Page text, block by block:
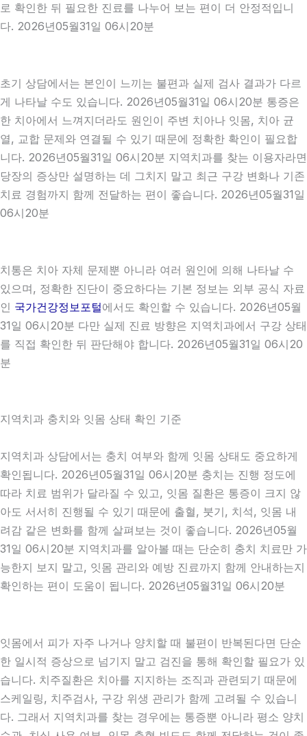
로 확인한 뒤 필요한 진료를 나누어 보는 편이 더 안정적입니
다. 2026년05월31일 06시20분
초기 상담에서는 본인이 느끼는 불편과 실제 검사 결과가 다르
게 나타날 수도 있습니다. 2026년05월31일 06시20분 통증은
한 치아에서 느껴지더라도 원인이 주변 치아나 잇몸, 치아 균
열, 교합 문제와 연결될 수 있기 때문에 정확한 확인이 필요합
니다. 2026년05월31일 06시20분 지역치과를 찾는 이용자라면
당장의 증상만 설명하는 데 그치지 말고 최근 구강 변화나 기존
치료 경험까지 함께 전달하는 편이 좋습니다. 2026년05월31일
06시20분
치통은 치아 자체 문제뿐 아니라 여러 원인에 의해 나타날 수
있으며, 정확한 진단이 중요하다는 기본 정보는 외부 공식 자료
인 국가건강정보포털에서도 확인할 수 있습니다. 2026년05월
31일 06시20분 다만 실제 진료 방향은 지역치과에서 구강 상태
를 직접 확인한 뒤 판단해야 합니다. 2026년05월31일 06시20
분
지역치과 충치와 잇몸 상태 확인 기준
지역치과 상담에서는 충치 여부와 함께 잇몸 상태도 중요하게
확인됩니다. 2026년05월31일 06시20분 충치는 진행 정도에
따라 치료 범위가 달라질 수 있고, 잇몸 질환은 통증이 크지 않
아도 서서히 진행될 수 있기 때문에 출혈, 붓기, 치석, 잇몸 내
려감 같은 변화를 함께 살펴보는 것이 좋습니다. 2026년05월
31일 06시20분 지역치과를 알아볼 때는 단순히 충치 치료만 가
능한지 보지 말고, 잇몸 관리와 예방 진료까지 함께 안내하는지
확인하는 편이 도움이 됩니다. 2026년05월31일 06시20분
잇몸에서 피가 자주 나거나 양치할 때 불편이 반복된다면 단순
한 일시적 증상으로 넘기지 말고 검진을 통해 확인할 필요가 있
습니다. 치주질환은 치아를 지지하는 조직과 관련되기 때문에
스케일링, 치주검사, 구강 위생 관리가 함께 고려될 수 있습니
다. 그래서 지역치과를 찾는 경우에는 통증뿐 아니라 평소 양치